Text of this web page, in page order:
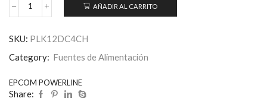
AÑADIR AL CARRITO
SKU: PLK12DC4CH
Category: Fuentes de Alimentación
EPCOM POWERLINE
Share: